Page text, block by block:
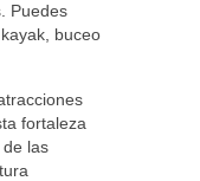
Puedes
buceo
fortaleza
las